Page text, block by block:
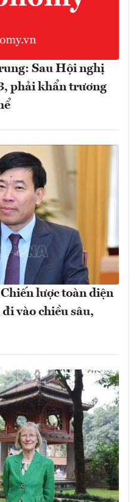
Sau Hội nghị
phải khẩn trương
lược toàn diện
vào chiều sâu,